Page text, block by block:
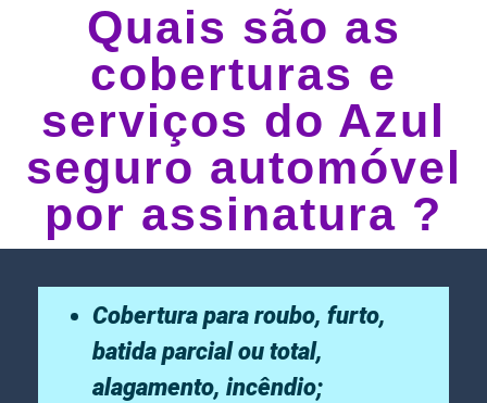
Quais são as
coberturas e
serviços do Azul
seguro automóvel
por assinatura ?
Cobertura para roubo, furto,
batida parcial ou total,
alagamento, incêndio;